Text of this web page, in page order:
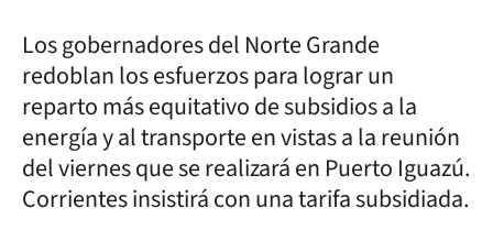
Los gobernadores del Norte Grande
redoblan los esfuerzos para lograr un
reparto más equitativo de subsidios a la
energía y al transporte en vistas a la reunión
del viernes que se realizará en Puerto Iguazú.
Corrientes insistirá con una tarifa subsidiada.